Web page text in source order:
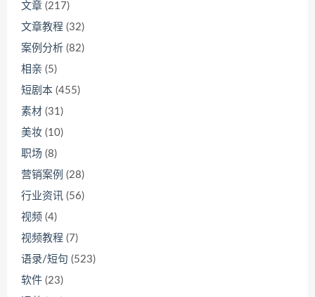
文章 (217)
文章教程 (32)
案例分析 (82)
相亲 (5)
短剧本 (455)
素材 (31)
美妆 (10)
职场 (8)
营销案例 (28)
行业资讯 (56)
视频 (4)
视频教程 (7)
语录/短句 (523)
软件 (23)